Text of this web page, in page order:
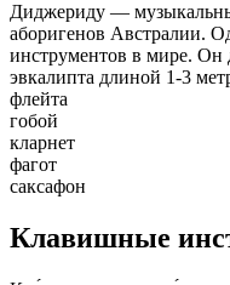
Диджериду —
аборигенов Австралии.
инструментов в мире. Он
эвкалипта длиной 1-3
флейта
гобой
кларнет
фагот
саксафон
Клавишные